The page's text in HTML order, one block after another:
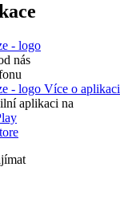
nás
Více o aplikaci
aplikaci na